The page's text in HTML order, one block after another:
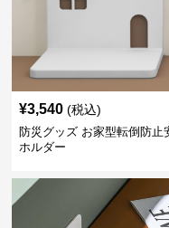
¥3,540 (税込)
防災グッズ お家型転倒防止
ホルダー